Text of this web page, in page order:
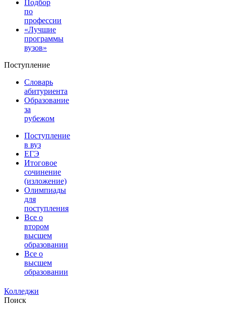
Подбор
по
профессии
«Лучшие
программы
вузов»
Поступление
Словарь
абитуриента
Образование
за
рубежом
Поступление
в вуз
ЕГЭ
Итоговое
сочинение
(изложение)
Олимпиады
для
поступления
Все о
втором
высшем
образовании
Все о
высшем
образовании
Колледжи
Поиск